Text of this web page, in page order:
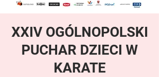
XXIV OGÓLNOPOLSKI
PUCHAR DZIECI W
KARATE